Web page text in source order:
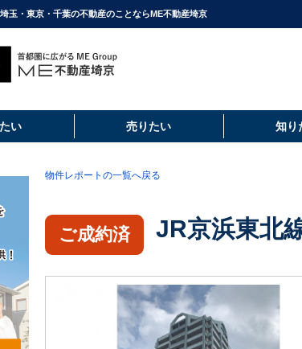
玉・東京・千葉の不動産のことならME不動産埼京
い 売りたい 知り
物件レポートの一覧へ戻る
ご成約済 JR京浜東北